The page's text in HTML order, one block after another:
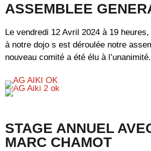
ASSEMBLEE
Le vendredi 12 Avril 2024 à 19 heures,
à notre dojo s est déroulée notre
nouveau comité a été élu à l’unanimité.
STAGE ANNUEL
MARC CHAMOT